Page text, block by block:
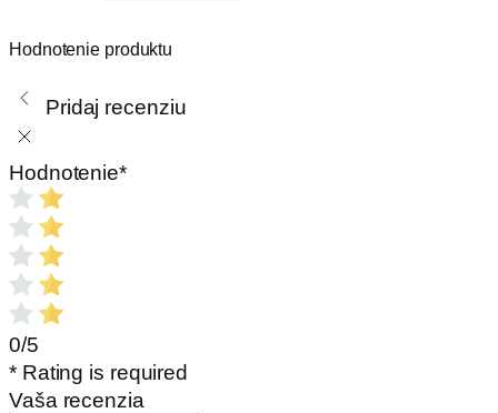
Hodnotenie produktu
Pridaj recenziu
Hodnotenie*
0/5
* Rating is required
Vaša recenzia